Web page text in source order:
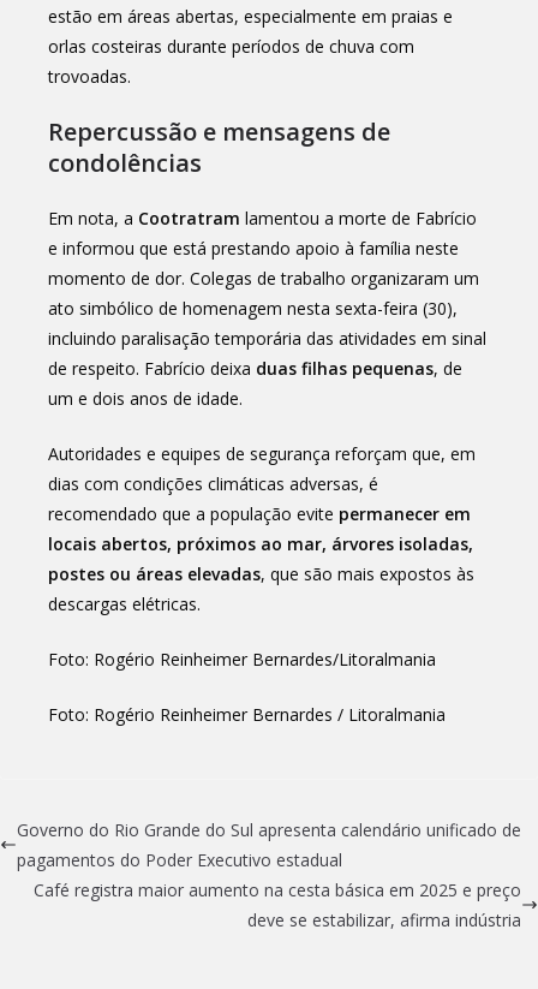
estão em áreas abertas, especialmente em praias e
orlas costeiras durante períodos de chuva com
trovoadas.
Repercussão e mensagens de
condolências
Em nota, a Cootratram lamentou a morte de Fabrício
e informou que está prestando apoio à família neste
momento de dor. Colegas de trabalho organizaram um
ato simbólico de homenagem nesta sexta-feira (30),
incluindo paralisação temporária das atividades em sinal
de respeito. Fabrício deixa duas filhas pequenas, de
um e dois anos de idade.
Autoridades e equipes de segurança reforçam que, em
dias com condições climáticas adversas, é
recomendado que a população evite permanecer em
locais abertos, próximos ao mar, árvores isoladas,
postes ou áreas elevadas, que são mais expostos às
descargas elétricas.
Foto: Rogério Reinheimer Bernardes/Litoralmania
Foto: Rogério Reinheimer Bernardes / Litoralmania
Governo do Rio Grande do Sul apresenta calendário unificado de
pagamentos do Poder Executivo estadual
Café registra maior aumento na cesta básica em 2025 e preço
deve se estabilizar, afirma indústria